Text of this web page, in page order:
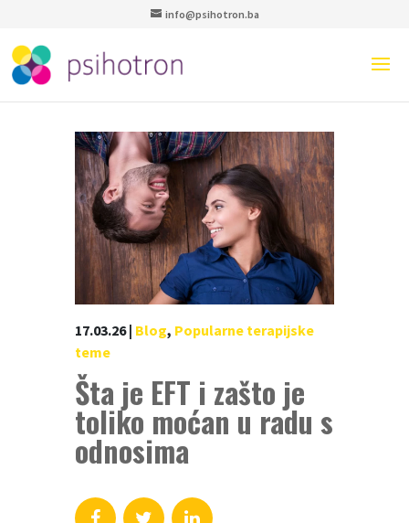
info@psihotron.ba
17.03.26| Blog, Popularne terapijske
teme
Šta je EFT i zašto je
toliko moćan u radu s
odnosima